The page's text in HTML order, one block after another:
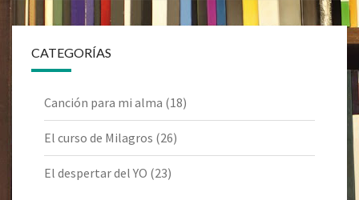
CATEGORÍAS
Canción para mi alma (18)
El curso de Milagros (26)
El despertar del YO (23)